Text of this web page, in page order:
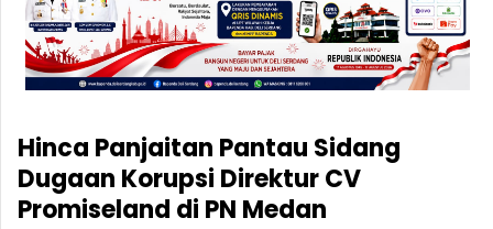
Hinca Panjaitan Pantau Sidang
Dugaan Korupsi Direktur CV
Promiseland di PN Medan